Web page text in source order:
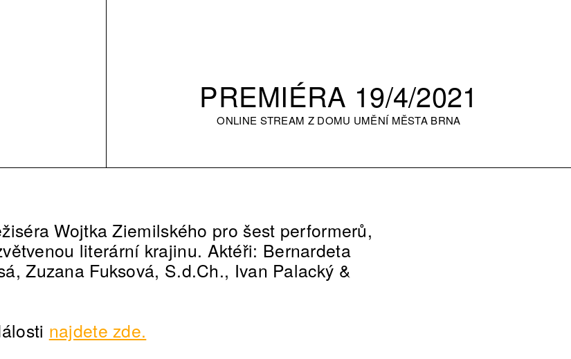
PREMIÉRA 19/4/2021
ONLINE STREAM Z DOMU UMĚNÍ MĚSTA BRNA
Wojtka Ziemilského pro šest performerů,
literární krajinu. Aktéři: Bernardeta
Zuzana Fuksová, S.d.Ch., Ivan Palacký &
najdete zde.